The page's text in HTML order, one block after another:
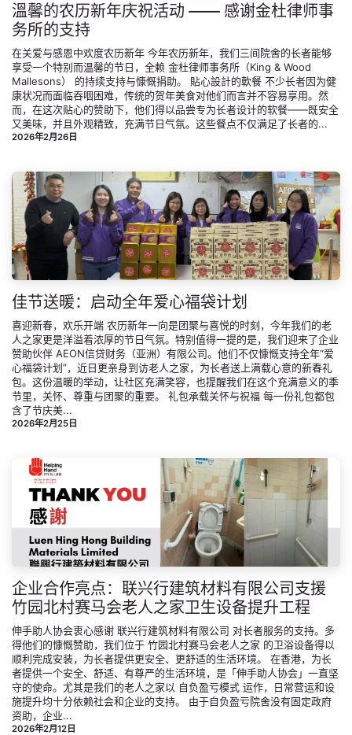
溫馨的农历新年庆祝活动 —— 感谢金杜律师事
务所的支持
在关爱与感恩中欢度农历新年 今年农历新年，我们三间院舍的长者能够
享受一个特别而温馨的节日，全赖 金杜律师事务所（King & Wood
Mallesons） 的持续支持与慷慨捐助。 貼心設計的軟餐​ 不少长者因为健
康状况而面临吞咽困难，传统的贺年美食对他们而言并不容易享用。然
而，在这次贴心的赞助下，他们得以品尝专为长者设计的软餐——既安全
又美味，并且外观精致，充满节日气氛。这些餐点不仅满足了长者的...
2026年2月26日
佳节送暖：启动全年爱心福袋计划
喜迎新春，欢乐开端 农历新年一向是团聚与喜悦的时刻，今年我们的老
人之家更是洋溢着浓厚的节日气氛。特别值得一提的是，我们迎来了企业
赞助伙伴 AEON信贷财务（亚洲）有限公司。他们不仅慷慨支持全年“爱
心福袋计划”，近日更亲身到访老人之家，为长者送上满载心意的新春礼
包。这份温暖的举动，让社区充满笑容，也提醒我们在这个充满意义的季
节里，关怀、尊重与团聚的重要。 礼包承载关怀与祝福 每一份礼包都包
含了节庆美...
2026年2月25日
企业合作亮点：联兴行建筑材料有限公司支援
竹园北村赛马会老人之家卫生设备提升工程
伸手助人协会衷心感谢 联兴行建筑材料有限公司 对长者服务的支持。多
得他们的慷慨赞助，我们位于 竹园北村赛马会老人之家 的卫浴设备得以
顺利完成安装，为长者提供更安全、更舒适的生活环境。 在香港，为长
者提供一个安全、舒适、有尊严的生活环境，是「伸手助人协会」一直坚
守的使命。尤其是我们的老人之家以 自负盈亏模式 运作，日常营运和设
施提升均十分依赖社会和企业的支持。 由于自负盈亏院舍没有固定政府
资助，企业...
2026年2月12日